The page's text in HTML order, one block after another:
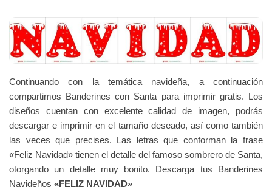
Continuando con la temática navideña, a continuación
compartimos Banderines con Santa para imprimir gratis. Los
diseños cuentan con excelente calidad de imagen, podrás
descargar e imprimir en el tamaño deseado, así como también
las veces que precises. Las letras que conforman la frase
«Feliz Navidad» tienen el detalle del famoso sombrero de Santa,
otorgando un detalle muy bonito. Descarga tus Banderines
Navideños «FELIZ NAVIDAD»